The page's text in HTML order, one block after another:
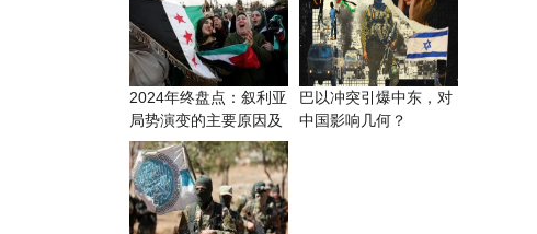
2024年终盘点：叙利亚
局势演变的主要原因及
前景
巴以冲突​引爆中东，对
中国影响几何？